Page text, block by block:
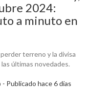
2024:
a minuto en
terreno y la divisa
últimas novedades.
Publicado hace 6 días